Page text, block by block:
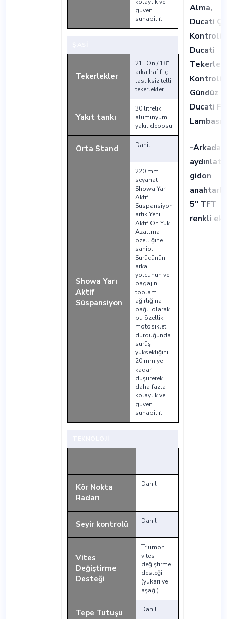
güven
sunabilir.
Tekerlekler
21" Ön / 18"
arka hafif iç
lastiksiz telli
tekerlekler
Yakıt tankı
30 litrelik
alüminyum
yakıt deposu
Orta Stand Dahil
Showa Yarı
Aktif
Süspansiyon
220 mm
seyahat
Showa Yarı
Aktif
Süspansiyon
artık Yeni
Aktif Ön Yük
Azaltma
özelliğine
sahip.
Sürücünün,
arka
yolcunun ve
bagajın
toplam
ağırlığına
bağlı olarak
bu özellik,
motosiklet
durduğunda
sürüş
yüksekliğini
20 mm'ye
kadar
düşürerek
daha fazla
kolaylık ve
güven
sunabilir.
Kör Nokta
Radarı
Dahil
Seyir kontrolü Dahil
Vites
Değiştirme
Desteği
Triumph
vites
değiştirme
desteği
(yukarı ve
aşağı)
Tepe Tutuşu Dahil
Alma,
Ducati
Kontrolü,
Ducati
Tekerlek
Kontrolü,
Gündüz
Ducati
Lambası
-Arkadan
gidon
5" TFT
renkli